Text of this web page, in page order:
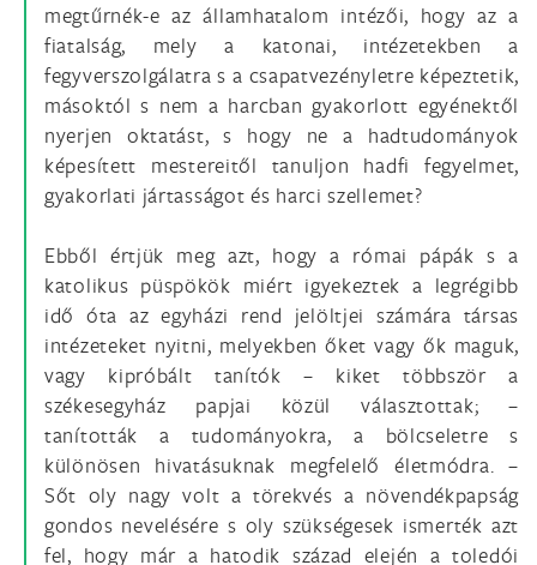
megtűrnék-e az államhatalom intézői, hogy az a
fiatalság, mely a katonai, intézetekben a
fegyverszolgálatra s a csapatvezényletre képeztetik,
másoktól s nem a harcban gyakorlott egyénektől
nyerjen oktatást, s hogy ne a hadtudományok
képesített mestereitől tanuljon hadfi fegyelmet,
gyakorlati jártasságot és harci szellemet?
Ebből értjük meg azt, hogy a római pápák s a
katolikus püspökök miért igyekeztek a legrégibb
idő óta az egyházi rend jelöltjei számára társas
intézeteket nyitni, melyekben őket vagy ők maguk,
vagy kipróbált tanítók – kiket többször a
székesegyház papjai közül választottak; –
tanították a tudományokra, a bölcseletre s
különösen hivatásuknak megfelelő életmódra. –
Sőt oly nagy volt a törekvés a növendékpapság
gondos nevelésére s oly szükségesek ismerték azt
fel, hogy már a hatodik század elején a toledói